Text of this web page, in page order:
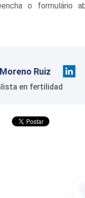
o
Ruiz
en fertilidad